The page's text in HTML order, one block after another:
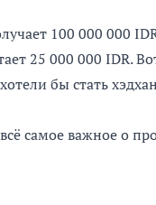
100 000 000
25 000 000 IDR.
бы стать
самое важное о